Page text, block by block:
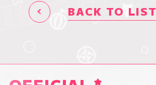
BACK TO LIST